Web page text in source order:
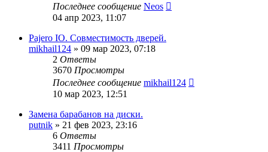
Последнее сообщение Neos
04 апр 2023, 11:07
Pajero IO. Совместимость дверей.
mikhail124 » 09 мар 2023, 07:18
2 Ответы
3670 Просмотры
Последнее сообщение mikhail124
10 мар 2023, 12:51
Замена барабанов на диски.
putnik » 21 фев 2023, 23:16
6 Ответы
3411 Просмотры